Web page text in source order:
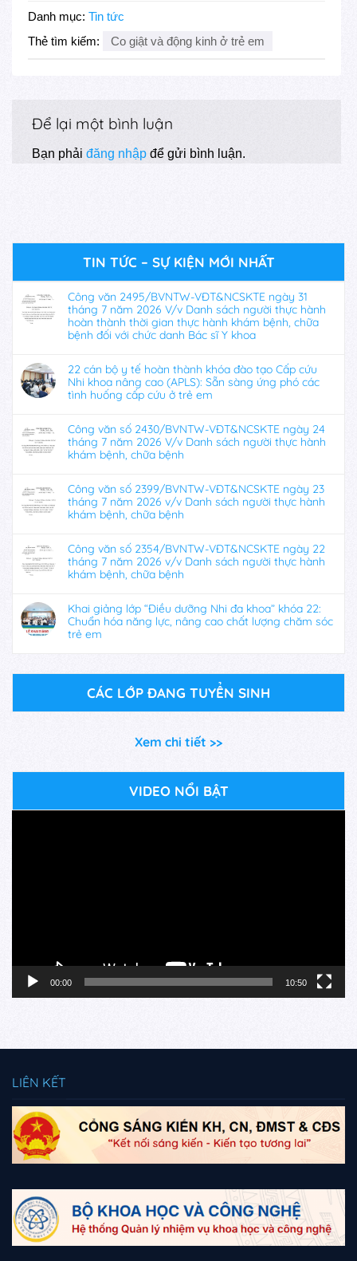
Danh mục: Tin tức
Thẻ tìm kiếm:
Co giật và động kinh ở trẻ em
Để lại một bình luận
Bạn phải đăng nhập để gửi bình luận.
TIN TỨC – SỰ KIỆN MỚI NHẤT
Công văn 2495/BVNTW-VĐT&NCSKTE ngày 31
tháng 7 năm 2026 V/v Danh sách người thực hành
hoàn thành thời gian thực hành khám bệnh, chữa
bệnh đối với chức danh Bác sĩ Y khoa
22 cán bộ y tế hoàn thành khóa đào tạo Cấp cứu
Nhi khoa nâng cao (APLS): Sẵn sàng ứng phó các
tình huống cấp cứu ở trẻ em
Công văn số 2430/BVNTW-VĐT&NCSKTE ngày 24
tháng 7 năm 2026 V/v Danh sách người thực hành
khám bệnh, chữa bệnh
Công văn số 2399/BVNTW-VĐT&NCSKTE ngày 23
tháng 7 năm 2026 v/v Danh sách người thực hành
khám bệnh, chữa bệnh
Công văn số 2354/BVNTW-VĐT&NCSKTE ngày 22
tháng 7 năm 2026 v/v Danh sách người thực hành
khám bệnh, chữa bệnh
Khai giảng lớp “Điều dưỡng Nhi đa khoa” khóa 22:
Chuẩn hóa năng lực, nâng cao chất lượng chăm sóc
trẻ em
CÁC LỚP ĐANG TUYỂN SINH
Xem chi tiết >>
VIDEO NỔI BẬT
00:00 10:50
LIÊN KẾT